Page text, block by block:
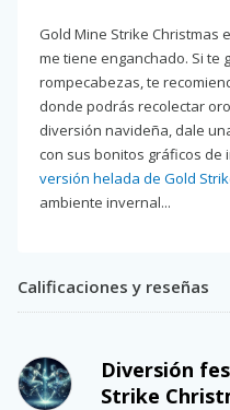
Gold Mine Strike Christmas
me tiene enganchado. Si te
rompecabezas, te
donde podrás recolectar
diversión navideña, dale
con sus bonitos gráficos de
versión helada de Gold
ambiente invernal...
Calificaciones y reseñas
Diversión
Strike